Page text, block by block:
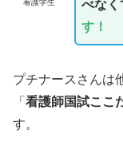
看護学生
べなく
す！
プチナースさんは
「 看護師国試ここ
す。